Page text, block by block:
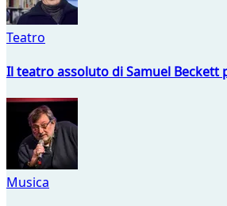
Teatro
Il teatro assoluto di Samuel Beckett
Musica